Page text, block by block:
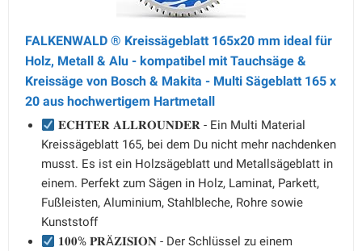
FALKENWALD ® Kreissägeblatt 165x20 mm ideal für
Holz, Metall & Alu - kompatibel mit Tauchsäge &
Kreissäge von Bosch & Makita - Multi Sägeblatt 165 x
20 aus hochwertigem Hartmetall
𝐄𝐂𝐇𝐓𝐄𝐑 𝐀𝐋𝐋𝐑𝐎𝐔𝐍𝐃𝐄𝐑 - Ein Multi Material
Kreissägeblatt 165, bei dem Du nicht mehr nachdenken
musst. Es ist ein Holzsägeblatt und Metallsägeblatt in
einem. Perfekt zum Sägen in Holz, Laminat, Parkett,
Fußleisten, Aluminium, Stahlbleche, Rohre sowie
Kunststoff
𝟏𝟎𝟎% 𝐏𝐑Ä𝐙𝐈𝐒𝐈𝐎𝐍 - Der Schlüssel zu einem